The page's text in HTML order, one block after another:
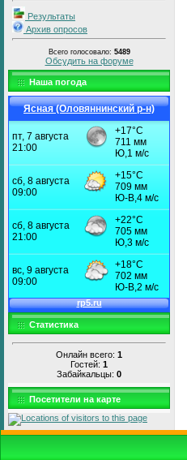
Результаты
Архив опросов
Всего голосовало: 5489
Обсудить на форуме
Наша погода
Ясная (Оловяннинский р-н)
Статистика
Онлайн всего: 1
Гостей: 1
Забайкальцы: 0
Посетители на карте